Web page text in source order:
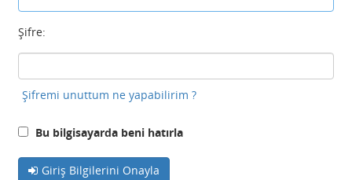
Şifre:
Şifremi unuttum ne yapabilirim ?
Bu bilgisayarda beni hatırla
Giriş Bilgilerini Onayla